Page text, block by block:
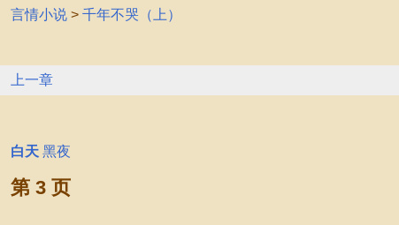
言情小说 > 千年不哭（上）
上一章
白天 黑夜
第 3 页